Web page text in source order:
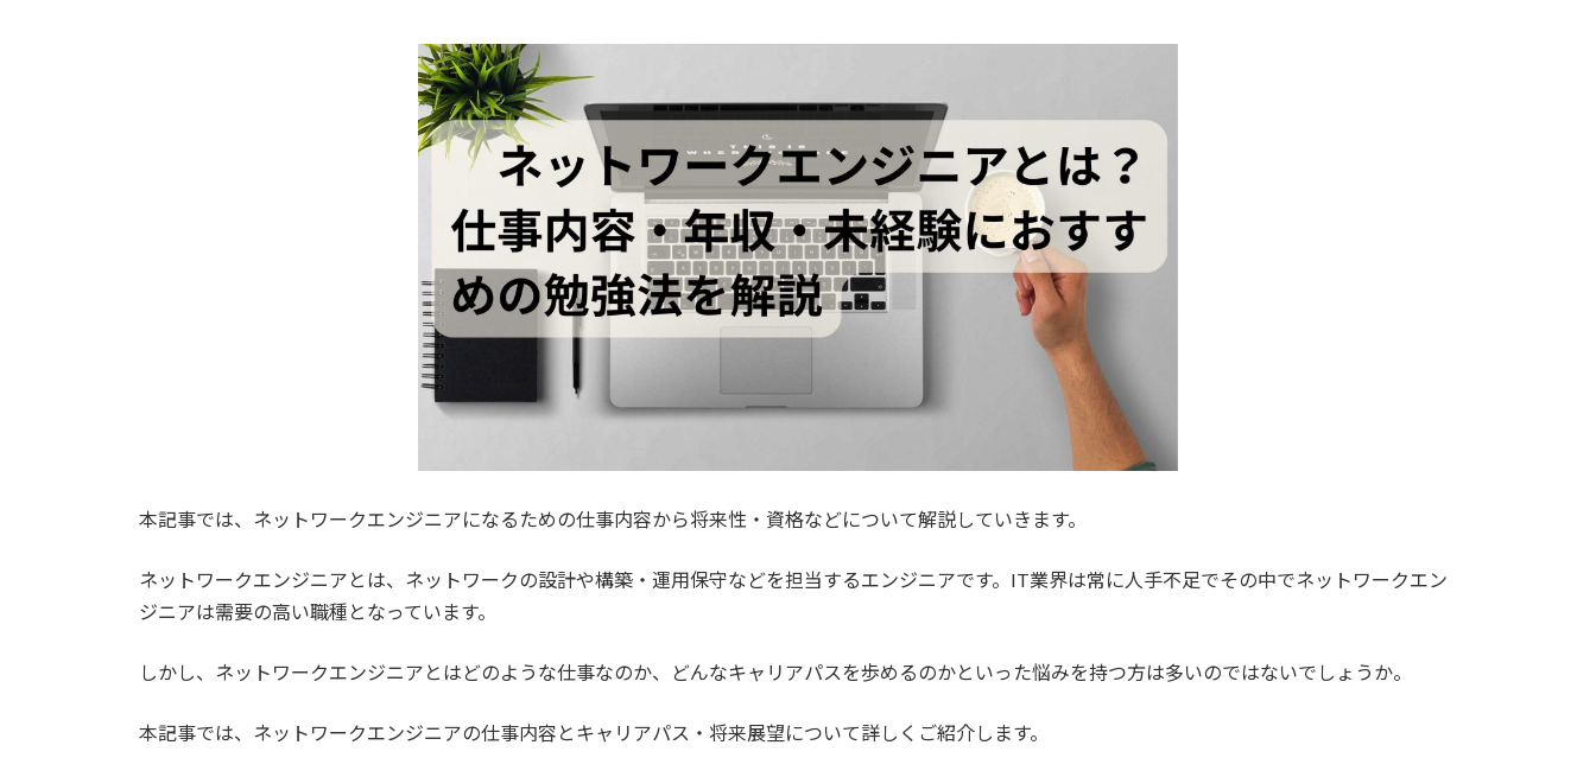
本記事では、ネットワークエンジニアになるための仕事内容から将来性・資格などについて解説していきます。
ネットワークエンジニアとは、ネットワークの設計や構築・運用保守などを担当するエンジニアです。IT業界は常に人手不足でその中でネットワークエン
ジニアは需要の高い職種となっています。
しかし、ネットワークエンジニアとはどのような仕事なのか、どんなキャリアパスを歩めるのかといった悩みを持つ方は多いのではないでしょうか。
本記事では、ネットワークエンジニアの仕事内容とキャリアパス・将来展望について詳しくご紹介します。